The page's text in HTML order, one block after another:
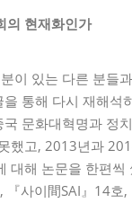
의 현재화인가
이 있는 다른 분들
통해 다시 재해
문화대혁명과 정
했고, 2013년과
대해 논문을 한편
『사이間SAI』14